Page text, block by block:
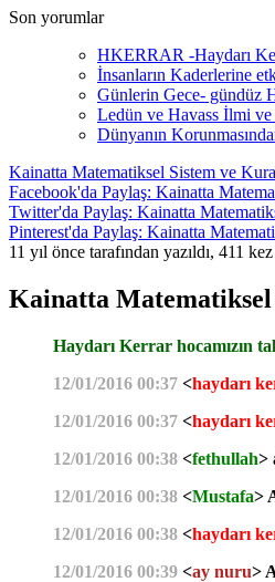
Son yorumlar
HKERRAR -Haydarı
İnsanların Kaderlerine
Günlerin Gece- gündüz
Ledün ve Havass İlmi
Dünyanın
Kainatta Matematiksel Sistem ve
Facebook'da Paylaş: Kainatta
Twitter'da Paylaş: Kainatta
Pinterest'da Paylaş: Kainatta
11 yıl önce tarafından yazıldı, 411
Kainatta
Haydarı Kerrar hocamızın
12/01/2016 00:37 <haydarı
12/01/2016 00:37 <haydarı
12/01/2016 00:38 <fethullah>
12/01/2016 00:38 <Mustafa>
12/01/2016 00:38 <haydarı
12/01/2016 00:39 <ay nuru>